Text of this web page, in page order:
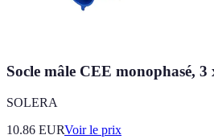
Socle mâle CEE monophasé, 3
SOLERA
10.86 EURVoir le prix